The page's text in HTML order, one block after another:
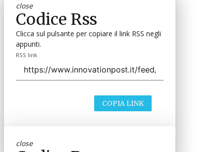
close
Codice Rss
Clicca sul pulsante per copiare il link RSS negli
appunti.
RSS link
COPIA LINK
close